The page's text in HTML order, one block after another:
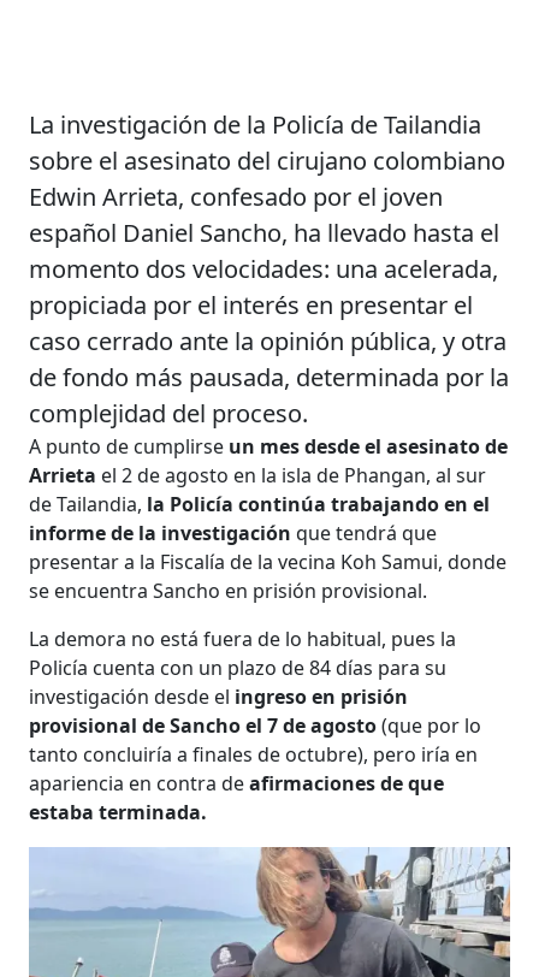
La investigación de la Policía de Tailandia
sobre el asesinato del cirujano colombiano
Edwin Arrieta, confesado por el joven
español Daniel Sancho, ha llevado hasta el
momento dos velocidades: una acelerada,
propiciada por el interés en presentar el
caso cerrado ante la opinión pública, y otra
de fondo más pausada, determinada por la
complejidad del proceso.
A punto de cumplirse un mes desde el asesinato de
Arrieta el 2 de agosto en la isla de Phangan, al sur
de Tailandia, la Policía continúa trabajando en el
informe de la investigaciónque tendrá que
presentar a la Fiscalía de la vecina Koh Samui, donde
se encuentra Sancho en prisión provisional.
La demora no está fuera de lo habitual, pues la
Policía cuenta con un plazo de 84 días para su
investigación desde el ingreso en prisión
provisional de Sancho el 7 de agosto(que por lo
tanto concluiría a finales de octubre), pero iría en
apariencia en contra deafirmaciones de que
estaba terminada.